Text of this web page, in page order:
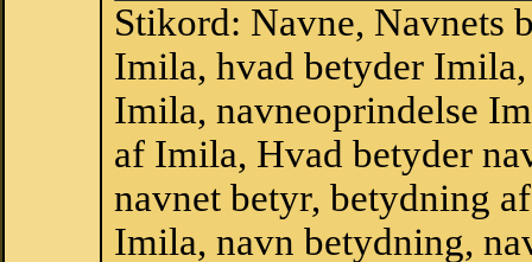
Stikord: Navne, Navnets
Imila, hvad betyder
Imila, navneoprindelse
af Imila, Hvad betyder
navnet betyr, betydning
Imila, navn betydning,